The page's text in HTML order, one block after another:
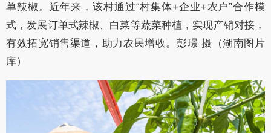
单辣椒。近年来，该村通过“村集体+企业+农户”合作模
式，发展订单式辣椒、白菜等蔬菜种植，实现产销对接，
有效拓宽销售渠道，助力农民增收。彭璟 摄（湖南图片
库）